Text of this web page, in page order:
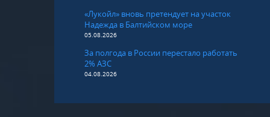
«Лукойл» вновь претендует на участок
Надежда в Балтийском море
05.08.2026
За полгода в России перестало работать
2% АЗС
04.08.2026